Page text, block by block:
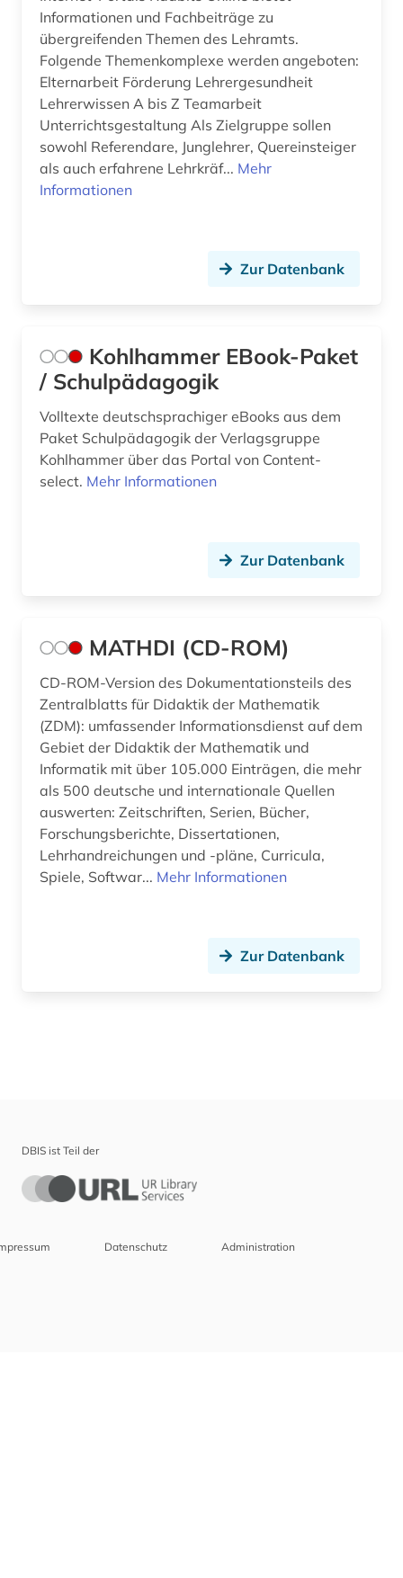
Informationen und Fachbeiträge zu
übergreifenden Themen des Lehramts.
Folgende Themenkomplexe werden angeboten:
Elternarbeit Förderung Lehrergesundheit
Lehrerwissen A bis Z Teamarbeit
Unterrichtsgestaltung Als Zielgruppe sollen
sowohl Referendare, Junglehrer, Quereinsteiger
als auch erfahrene Lehrkräf... Mehr
Informationen
Zur Datenbank
Kohlhammer EBook-Paket
/ Schulpädagogik
Volltexte deutschsprachiger eBooks aus dem
Paket Schulpädagogik der Verlagsgruppe
Kohlhammer über das Portal von Content-
select. Mehr Informationen
Zur Datenbank
MATHDI (CD-ROM)
CD-ROM-Version des Dokumentationsteils des
Zentralblatts für Didaktik der Mathematik
(ZDM): umfassender Informationsdienst auf dem
Gebiet der Didaktik der Mathematik und
Informatik mit über 105.000 Einträgen, die mehr
als 500 deutsche und internationale Quellen
auswerten: Zeitschriften, Serien, Bücher,
Forschungsberichte, Dissertationen,
Lehrhandreichungen und -pläne, Curricula,
Spiele, Softwar... Mehr Informationen
Zur Datenbank
DBIS ist Teil der
Datenschutz Administration